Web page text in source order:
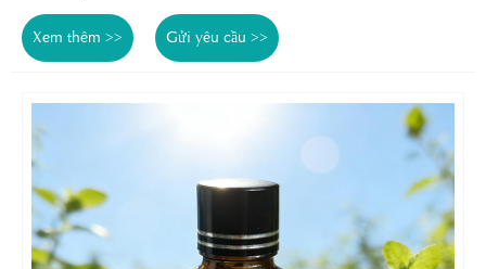
Xem thêm >> Gửi yêu cầu >>